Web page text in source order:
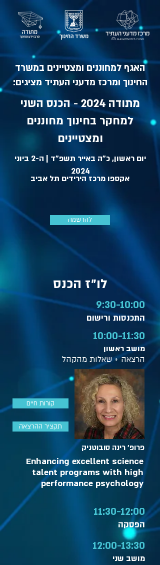
האגף למחוננים ומצטיינים במשרד
החינוך ומרכז מדעני העתיד מציגים:
מתודה 2024 - הכנס השני
למחקר בחינוך מחוננים
ומצטיינים
יום ראשון, כ"ה באייר תשפ"ד | ה-2 ביוני
2024
אקספו מרכז הירידים תל אביב
להרשמה
לו״ז הכנס
9:30-10:00
התכנסות ורישום
10:00-11:30
מושב ראשון
הרצאה + שאלות מהקהל
קורות חיים
תקציר ההרצאה
פרופ' רינה סובוטניק
Enhancing excellent science
talent programs with high
performance psychology
11:30-12:00
הפסקה
12:00-13:30
מושב שני